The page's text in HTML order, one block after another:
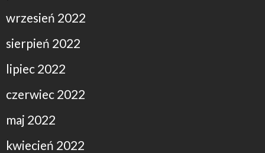
wrzesień 2022
sierpień 2022
lipiec 2022
czerwiec 2022
maj 2022
kwiecień 2022